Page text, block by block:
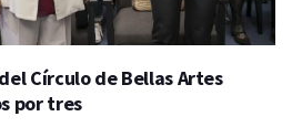
Círculo de Bellas Artes
por tres